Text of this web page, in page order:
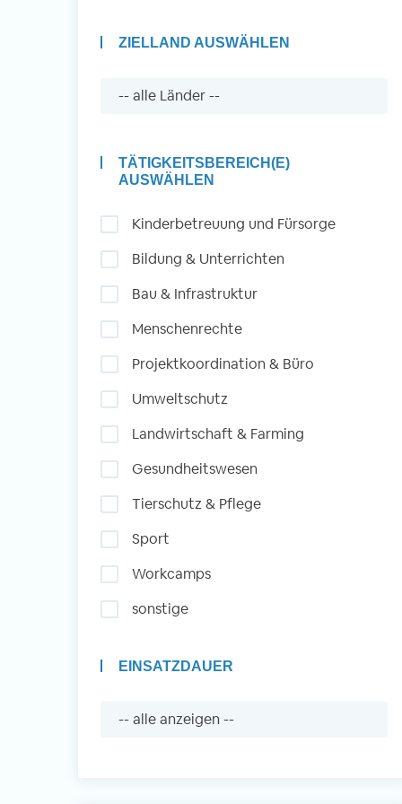
Auslandserfahrung
Engagieren
Initiativbewerbung
Auslandserfahrung
Sammeln und
Engagieren
ZIELLAND AUSWÄHLEN
TÄTIGKEITSBEREICH(E)
AUSWÄHLEN
Kinderbetreuung und Fürsorge
Bildung & Unterrichten
Bau & Infrastruktur
Menschenrechte
Projektkoordination & Büro
Umweltschutz
Landwirtschaft & Farming
Gesundheitswesen
Tierschutz & Pflege
Sport
Workcamps
sonstige
EINSATZDAUER